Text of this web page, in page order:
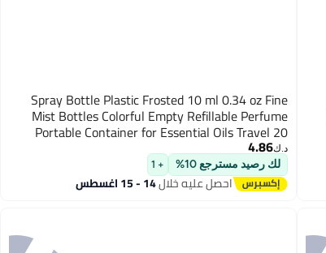
Spray Bottle Plastic Frosted 10 ml 0.34 oz Fine
Mist Bottles Colorful Empty Refillable Perfume
Portable Container for Essential Oils Travel 20
Pieces
د.ك‏4.86
لك رصيد مسترجع 10% + 1
احصل عليه خلال14 - 15 اغسطس